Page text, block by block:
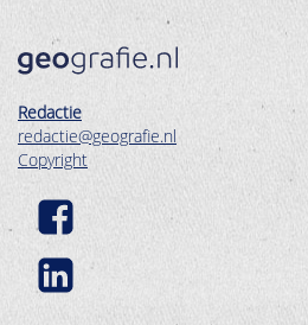
Redactie
redactie@geografie.nl
Copyright